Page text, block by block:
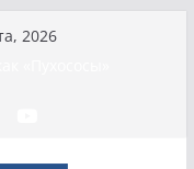
2026
почему